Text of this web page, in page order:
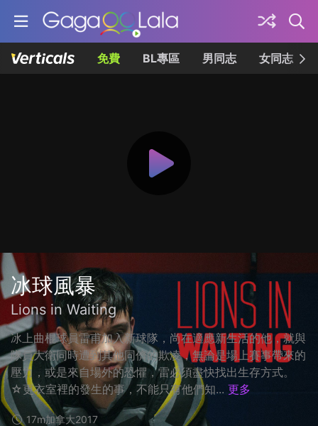
免費 BL專區 男同志 女同志
冰球風暴
Lions in Waiting
冰上曲棍球員雷甫加入新球隊，尚在適應新生活的他，就與
隊員大衛同時遭到其他同儕的欺凌，無論是場上賽事帶來的
壓力，或是來自場外的恐懼，雷必須盡快找出生存方式。
☆更衣室裡的發生的事，不能只有他們知... 更多
17m加拿大2017